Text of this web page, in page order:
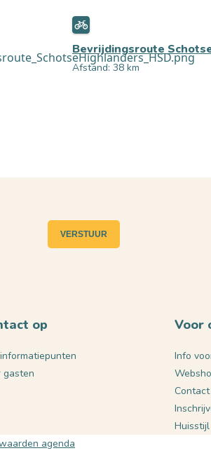
Bevrijdingsroute
Afstand: 38 km
VERSTUUR
op
gasten
Voor
Info
agenda